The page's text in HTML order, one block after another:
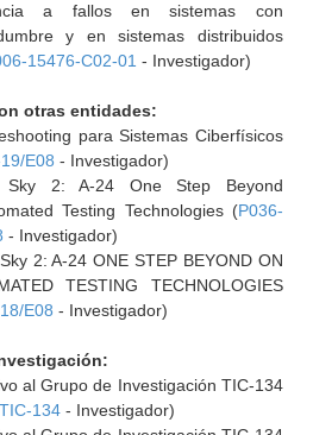
a fallos en sistemas con
y en sistemas distribuidos
15476-C02-01 - Investigador)
otras entidades:
para Sistemas Ciberfísicos
E08 - Investigador)
Sky 2: A-24 One Step Beyond
Testing Technologies (P036-
- Investigador)
2: A-24 ONE STEP BEYOND ON
TESTING TECHNOLOGIES
E08 - Investigador)
al Grupo de Investigación TIC-134
134- Investigador)